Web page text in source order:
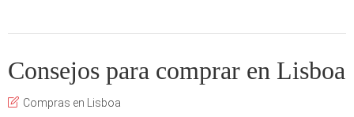
Consejos para comprar en Lisboa
Compras en Lisboa